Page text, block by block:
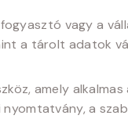
vagy a
a tárolt adatok
amely
a